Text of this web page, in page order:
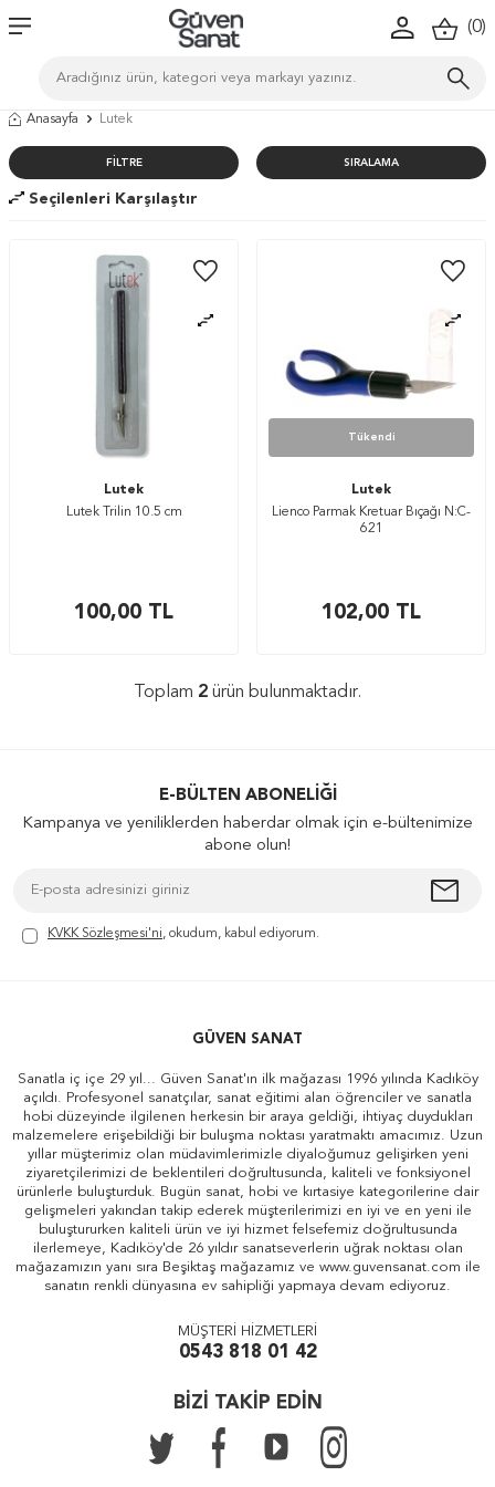
(0)
Anasayfa Lutek
FILTRE SIRALAMA
Seçilenleri Karşılaştır
Lutek
Lutek Trilin 10.5 cm
100,00 TL
Tükendi
Lutek
Lienco Parmak Kretuar Bıçağı N:C-
621
102,00 TL
Toplam 2 ürün bulunmaktadır.
E-BÜLTEN ABONELIĞI
Kampanya ve yeniliklerden haberdar olmak için e-bültenimize
abone olun!
KVKK Sözleşmesi'ni, okudum, kabul ediyorum.
GÜVEN SANAT
Sanatla iç içe 29 yıl... Güven Sanat'ın ilk mağazası 1996 yılında Kadıköy
açıldı. Profesyonel sanatçılar, sanat eğitimi alan öğrenciler ve sanatla
hobi düzeyinde ilgilenen herkesin bir araya geldiği, ihtiyaç duydukları
malzemelere erişebildiği bir buluşma noktası yaratmaktı amacımız. Uzun
yıllar müşterimiz olan müdavimlerimizle diyaloğumuz gelişirken yeni
ziyaretçilerimizi de beklentileri doğrultusunda, kaliteli ve fonksiyonel
ürünlerle buluşturduk. Bugün sanat, hobi ve kırtasiye kategorilerine dair
gelişmeleri yakından takip ederek müşterilerimizi en iyi ve en yeni ile
buluştururken kaliteli ürün ve iyi hizmet felsefemiz doğrultusunda
ilerlemeye, Kadıköy'de 26 yıldır sanatseverlerin uğrak noktası olan
mağazamızın yanı sıra Beşiktaş mağazamız ve www.guvensanat.com ile
sanatın renkli dünyasına ev sahipliği yapmaya devam ediyoruz.
MÜŞTERİ HİZMETLERİ
0543 818 01 42
BİZİ TAKİP EDİN